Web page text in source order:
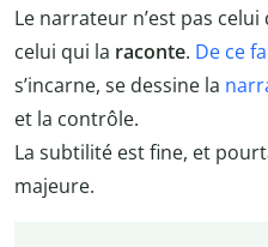
Le narrateur n’est pas
celui qui la raconte. De ce
s’incarne, se dessine la
et la contrôle.
La subtilité est fine, et
majeure.